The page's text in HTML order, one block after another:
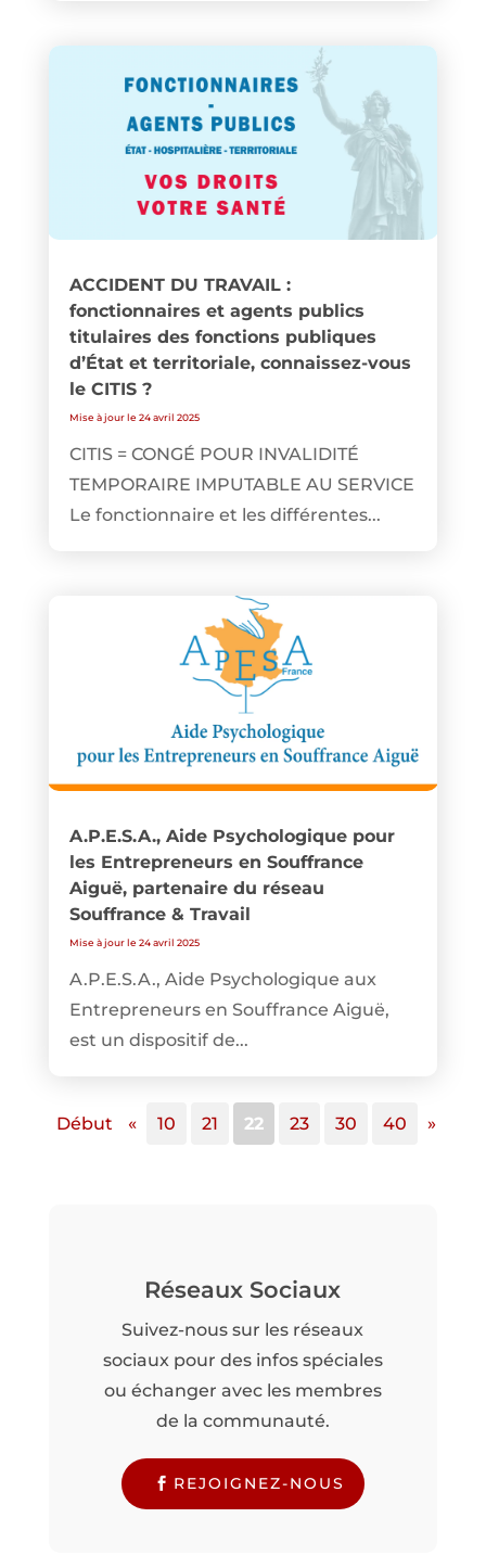
ACCIDENT DU TRAVAIL :
fonctionnaires et agents publics
titulaires des fonctions publiques
d’État et territoriale, connaissez-vous
le CITIS ?
Mise à jour le 24 avril 2025
CITIS = CONGÉ POUR INVALIDITÉ
TEMPORAIRE IMPUTABLE AU SERVICE
Le fonctionnaire et les différentes...
A.P.E.S.A., Aide Psychologique pour
les Entrepreneurs en Souffrance
Aiguë, partenaire du réseau
Souffrance & Travail
Mise à jour le 24 avril 2025
A.P.E.S.A., Aide Psychologique aux
Entrepreneurs en Souffrance Aiguë,
est un dispositif de...
Début « 10 21 22 23 30 40 »
Réseaux Sociaux
Suivez-nous sur les réseaux
sociaux pour des infos spéciales
ou échanger avec les membres
de la communauté.
REJOIGNEZ-NOUS